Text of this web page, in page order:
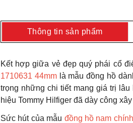
Thông tin sản phẩm
Kết hợp giữa vẻ đẹp quý phái cổ
1710631 44mmlà mẫu đồng hồ
trọng những chi tiết mang giá trị
hiệu Tommy Hilfiger đã dày công
Sức hút của mẫu đồng hồ nam